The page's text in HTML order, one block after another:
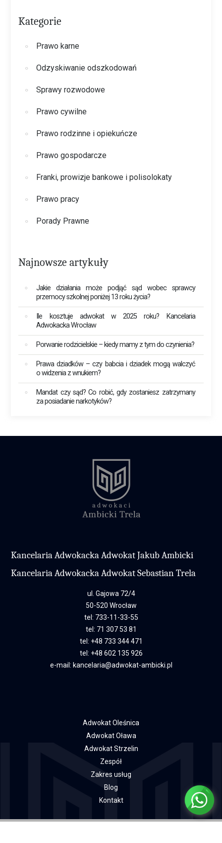
Kategorie
Prawo karne
Odzyskiwanie odszkodowań
Sprawy rozwodowe
Prawo cywilne
Prawo rodzinne i opiekuńcze
Prawo gospodarcze
Franki, prowizje bankowe i polisolokaty
Prawo pracy
Porady Prawne
Najnowsze artykuły
Jakie działania może podjąć sąd wobec sprawcy
przemocy szkolnej poniżej 13 roku życia?
Ile kosztuje adwokat w 2025 roku? Kancelaria
Adwokacka Wrocław
Porwanie rodzicielskie – kiedy mamy z tym do czynienia?
Prawa dziadków – czy babcia i dziadek mogą walczyć
o widzenia z wnukiem?
Mandat czy sąd? Co robić, gdy zostaniesz zatrzymany
za posiadanie narkotyków?
Kancelaria Adwokacka Adwokat Jakub Ambicki
Kancelaria Adwokacka Adwokat Sebastian Trela
ul. Gajowa 72/4
50-520 Wrocław
tel: 733-11-33-55
tel: 71 307 53 81
tel: +48 733 344 471
tel: +48 602 135 926
e-mail: kancelaria@adwokat-ambicki.pl
Adwokat Oleśnica
Adwokat Oława
Adwokat Strzelin
Zespół
Zakres usług
Blog
Kontakt